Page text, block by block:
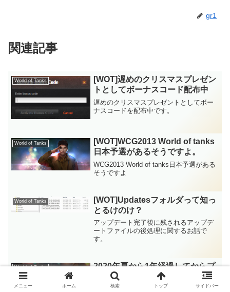
gr1
関連記事
World of Tanks
[WOT]遅めのクリスマスプレゼン
トとしてボーナスコード配布中
遅めのクリスマスプレゼントとしてボー
ナスコードを配布中です。
World of Tanks
[WOT]WCG2013 World of tanks
日本予選があるそうですよ。
WCG2013 World of tanks日本予選がある
そうですよ
World of Tanks
[WOT]Updatesフォルダって知っ
とるけのけ？
アップデート完了後に残されるアップデ
ートファイルの後処理に関するお話で
す。
World of Tanks
2020年夏から1年経過してからプ
レイしてみて感じた変化[WoT]
2020年夏から1年数か月ぶりにWoTをプ
メニュー ホーム 検索 トップ サイドバー